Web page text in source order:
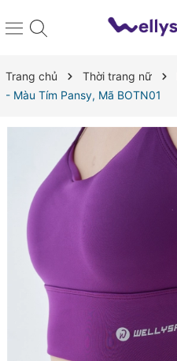
Trang chủ Thời trang nữ
- Màu Tím Pansy, Mã BOTN01